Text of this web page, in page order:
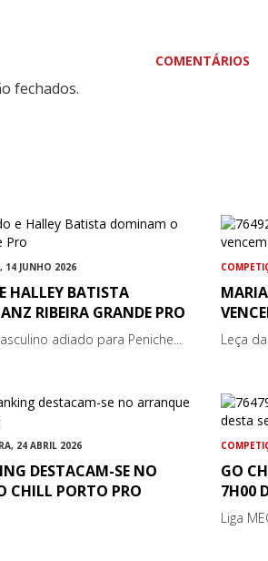
COMENTÁRIOS
fechados.
14 JUNHO 2026
HALLEY BATISTA
RIBEIRA GRANDE PRO
adiado para Peniche... Leça
24 ABRIL 2026
DESTACAM-SE NO
CHILL PORTO PRO
GO
7H00
Liga